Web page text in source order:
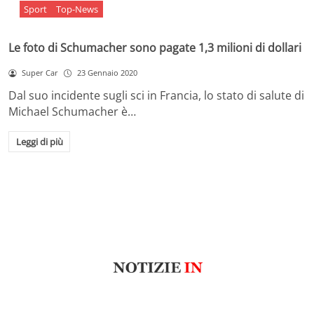
Sport Top-News
Le foto di Schumacher sono pagate 1,3 milioni di dollari
Super Car 23 Gennaio 2020
Dal suo incidente sugli sci in Francia, lo stato di salute di
Michael Schumacher è…
Leggi di più